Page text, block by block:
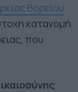
Βορείου
κατανομή
που